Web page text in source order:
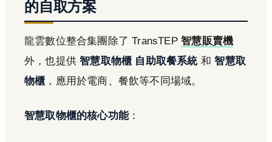
的自取方案
龍雲數位整合集團除了 TransTEP智慧販賣機
外，也提供智慧取物櫃 自助取餐系統和智慧取
物櫃 ，應用於電商、餐飲等不同場域。
智慧取物櫃的核心功能：